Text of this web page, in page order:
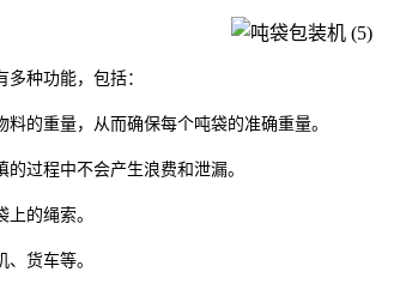
种功能，包括：
的重量，从而确保每个吨袋的准确重量。
过程中不会产生浪费和泄漏。
的绳索。
货车等。